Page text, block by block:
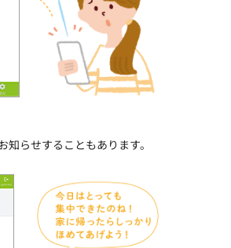
らせすることもあります。